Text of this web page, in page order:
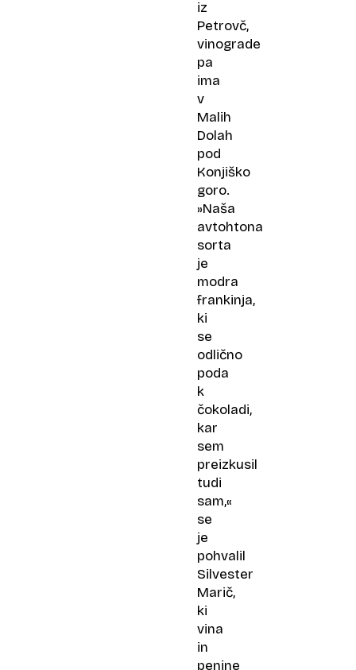
iz
Petrovč,
vinograde
pa
ima
v
Malih
Dolah
pod
Konjiško
goro.
»Naša
avtohtona
sorta
je
modra
frankinja,
ki
se
odlično
poda
k
čokoladi,
kar
sem
preizkusil
tudi
sam,«
se
je
pohvalil
Silvester
Marič,
ki
vina
in
penine